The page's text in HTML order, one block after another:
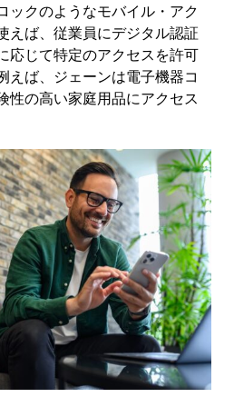
ックのようなモバイル・アク
えば、従業員にデジタル認証
応じて特定のアクセスを許可
えば、ジェーンは電子機器コ
性の高い家庭用品にアクセス